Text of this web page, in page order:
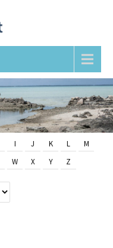
I J K L
M
W X Y Z